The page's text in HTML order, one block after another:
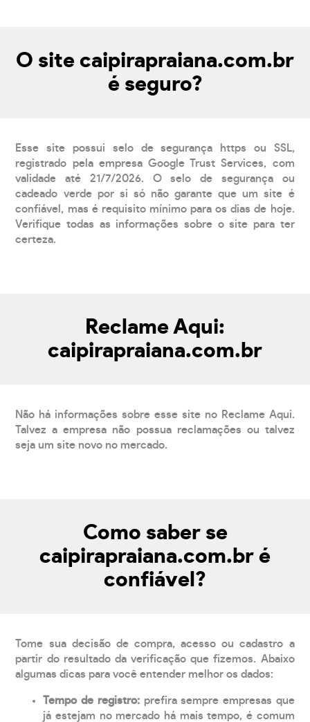
O site caipirapraiana.com.br
é seguro?
Esse site possui selo de segurança https ou SSL,
registrado pela empresa Google Trust Services, com
validade até 21/7/2026. O selo de segurança ou
cadeado verde por si só não garante que um site é
confiável, mas é requisito mínimo para os dias de hoje.
Verifique todas as informações sobre o site para ter
certeza.
Reclame Aqui:
caipirapraiana.com.br
Não há informações sobre esse site no Reclame Aqui.
Talvez a empresa não possua reclamações ou talvez
seja um site novo no mercado.
Como saber se
caipirapraiana.com.br é
confiável?
Tome sua decisão de compra, acesso ou cadastro a
partir do resultado da verificação que fizemos. Abaixo
algumas dicas para você entender melhor os dados:
Tempo de registro: prefira sempre empresas que
já estejam no mercado há mais tempo, é comum